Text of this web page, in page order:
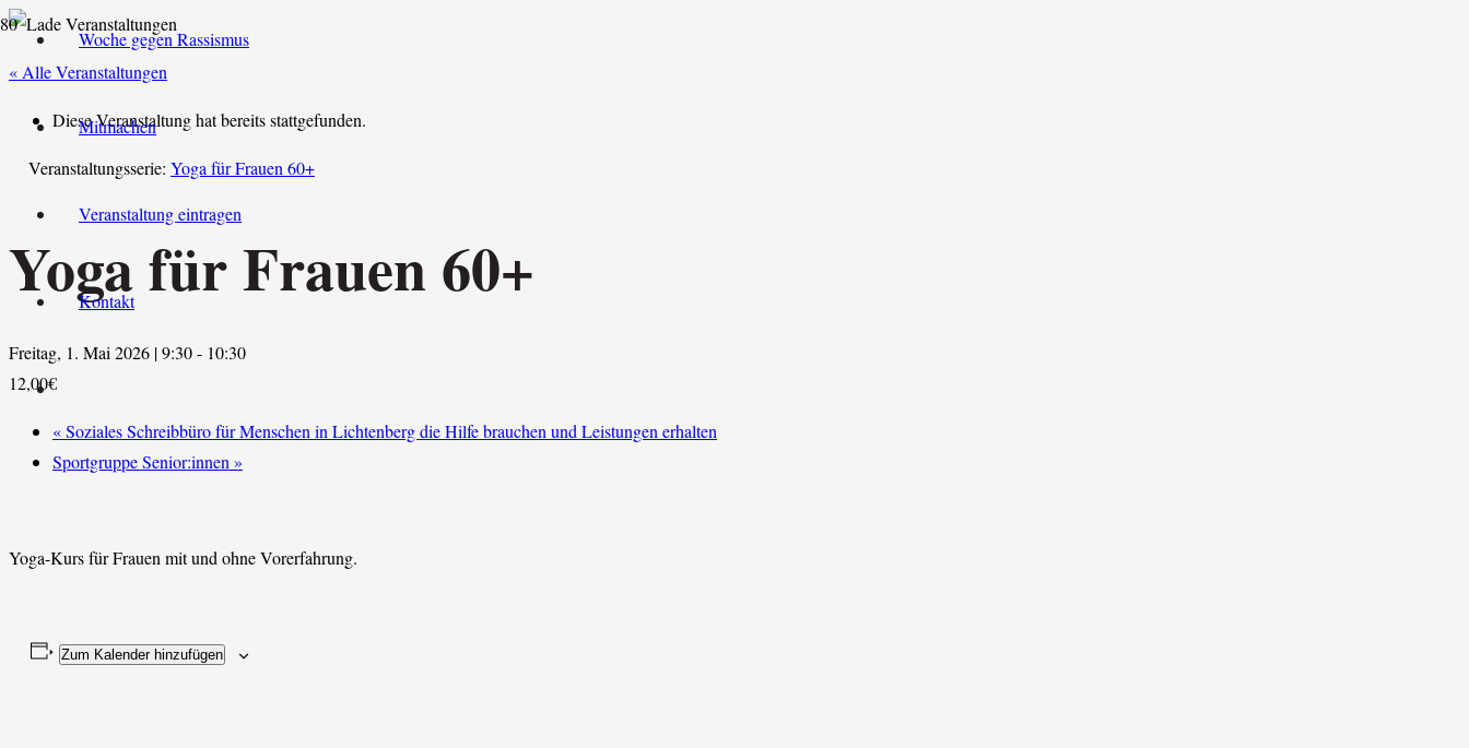
Woche gegen Rassismus
Mitmachen
Veranstaltung eintragen
Kontakt
« Alle Veranstaltungen
Diese Veranstaltung hat bereits stattgefunden.
Veranstaltungsserie: Yoga für Frauen 60+
Yoga für Frauen 60+
Freitag, 1. Mai 2026 | 9:30- 10:30
12,00€
«Soziales Schreibbüro für Menschen in Lichtenberg die Hilfe brauchen und Leistungen erhalten
Sportgruppe Senior:innen»
Yoga-Kurs für Frauen mit und ohne Vorerfahrung.
Zum Kalender hinzufügen